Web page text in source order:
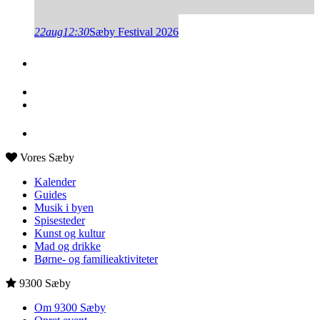
22aug12:30Sæby Festival 2026
Vores Sæby
Kalender
Guides
Musik i byen
Spisesteder
Kunst og kultur
Mad og drikke
Børne- og familieaktiviteter
9300 Sæby
Om 9300 Sæby